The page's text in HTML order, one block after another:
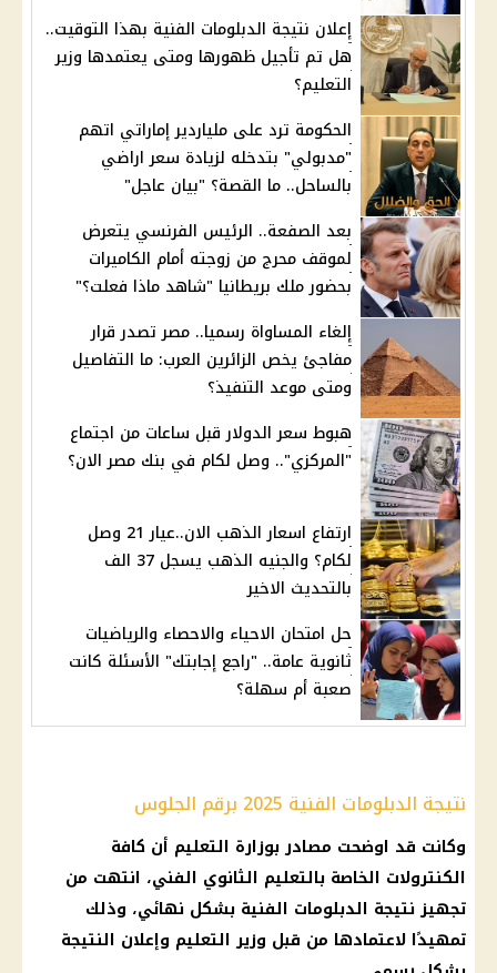
إعلان نتيجة الدبلومات الفنية بهذا التوقيت..
هل تم تأجيل ظهورها ومتى يعتمدها وزير
التعليم؟
الحكومة ترد على ملياردير إماراتي اتهم
"مدبولي" بتدخله لزيادة سعر اراضي
بالساحل.. ما القصة؟ "بيان عاجل"
بعد الصفعة.. الرئيس الفرنسي يتعرض
لموقف محرج من زوجته أمام الكاميرات
بحضور ملك بريطانيا "شاهد ماذا فعلت؟"
إلغاء المساواة رسميا.. مصر تصدر قرار
مفاجئ يخص الزائرين العرب: ما التفاصيل
ومتى موعد التنفيذ؟
هبوط سعر الدولار قبل ساعات من اجتماع
"المركزي".. وصل لكام في بنك مصر الان؟
ارتفاع اسعار الذهب الان..عيار 21 وصل
لكام؟ والجنيه الذهب يسجل 37 الف
بالتحديث الاخير
حل امتحان الاحياء والاحصاء والرياضيات
ثانوية عامة.. "راجع إجابتك" الأسئلة كانت
صعبة أم سهلة؟
نتيجة الدبلومات الفنية 2025 برقم الجلوس
وكانت قد اوضحت مصادر بوزارة التعليم أن كافة
الكنترولات الخاصة بالتعليم الثانوي الفني، انتهت من
تجهيز نتيجة الدبلومات الفنية بشكل نهائي، وذلك
تمهيدًا لاعتمادها من قبل وزير التعليم وإعلان النتيجة